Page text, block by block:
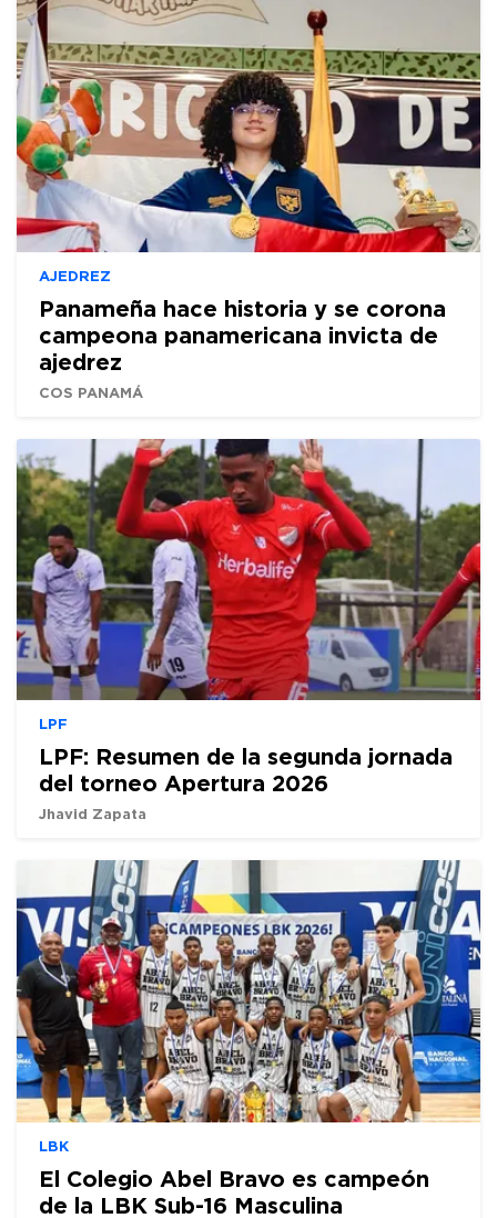
AJEDREZ
Panameña hace historia y se corona
campeona panamericana invicta de
ajedrez
COS PANAMÁ
LPF
LPF: Resumen de la segunda jornada
del torneo Apertura 2026
Jhavid Zapata
LBK
El Colegio Abel Bravo es campeón
de la LBK Sub-16 Masculina